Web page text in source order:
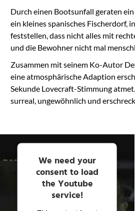
Durch einen Bootsunfall geraten
ein kleines spanisches Fischerdorf,
feststellen, dass nicht alles mit
und die Bewohner nicht mal
Zusammen mit seinem Ko-Autor
eine atmosphärische Adaption
Sekunde Lovecraft-Stimmung
surreal, ungewöhnlich und
We need your
consent to load
the Youtube
service!